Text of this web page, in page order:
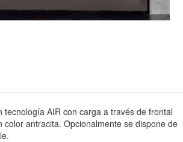
tecnología AIR con carga a través de frontal
color antracita. Opcionalmente se dispone de